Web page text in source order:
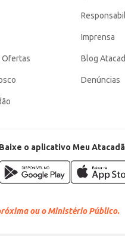
Ofertas
Imprensa
Blog
Denúncias
Baixe o aplicativo Meu
ou o Ministério Público.